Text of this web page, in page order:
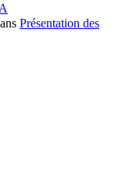
Présentation des